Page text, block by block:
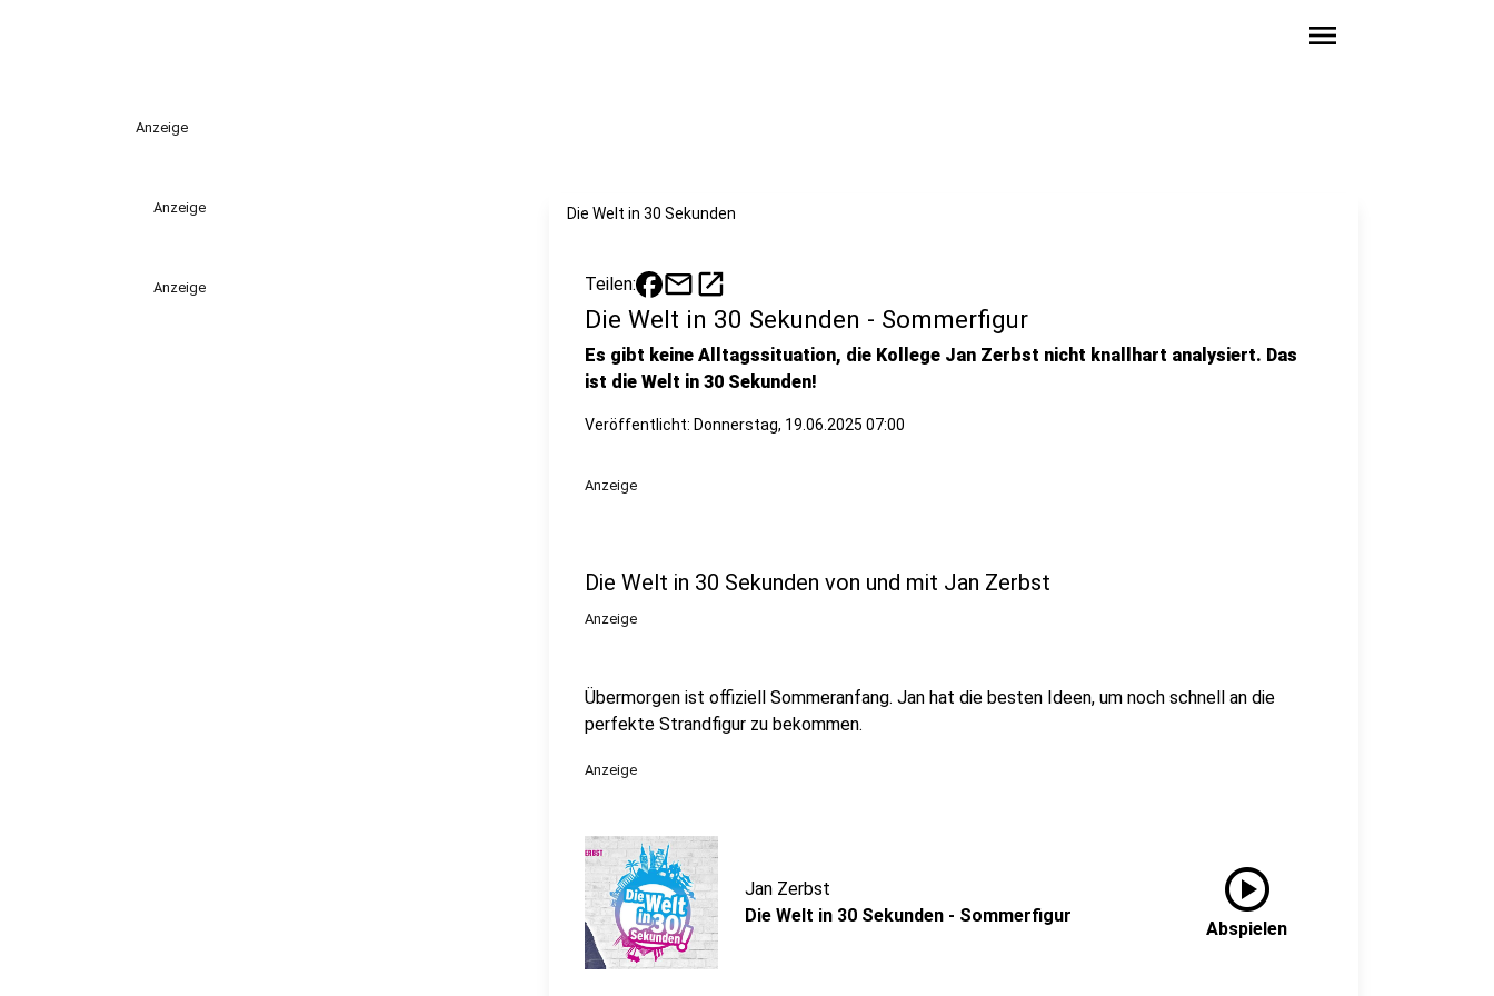
menu
Anzeige
Anzeige
Anzeige
Die Welt in 30 Sekunden
Teilen: mailopen_in_new
Die Welt in 30 Sekunden - Sommerfigur
Es gibt keine Alltagssituation, die Kollege Jan Zerbst nicht knallhart analysiert. Das
ist die Welt in 30 Sekunden!
Veröffentlicht: Donnerstag, 19.06.2025 07:00
Anzeige
Die Welt in 30 Sekunden von und mit Jan Zerbst
Anzeige
Übermorgen ist offiziell Sommeranfang. Jan hat die besten Ideen, um noch schnell an die
perfekte Strandfigur zu bekommen.
Anzeige
Jan Zerbst
Die Welt in 30 Sekunden - Sommerfigur
play_circle
Abspielen